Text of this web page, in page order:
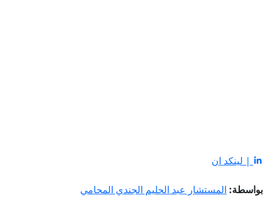
| لينكد ان
بواسطة: المستشار عبد الحليم الجندي المحامي